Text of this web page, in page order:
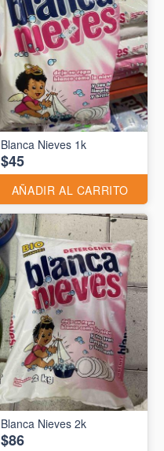
Blanca Nieves 1k
$45
AÑADIR AL CARRITO
Blanca Nieves 2k
$86